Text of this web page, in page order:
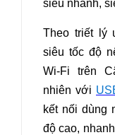
siêu nhanh,
Theo triết lý
siêu tốc độ
Wi-Fi trên
nhiên với
kết nối dùng
độ cao,